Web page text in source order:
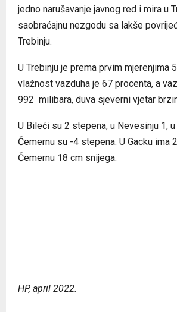
jedno narušavanje javnog red i mira u
saobraćajnu nezgodu sa lakše
Trebinju.
U Trebinju je prema prvim mjerenjima
vlažnost vazduha je 67 procenta, a
992 milibara, duva sjeverni vjetar
U Bileći su 2 stepena, u Nevesinju 1, u
Čemernu su -4 stepena. U Gacku ima
Čemernu 18 cm snijega.
HP, april 2022.